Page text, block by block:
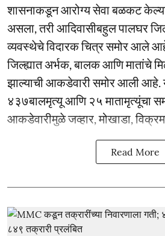
शासनाकडून आरोग्य सेवा बळकट
असला, तरी आदिवासीबहुल पालघर
व्यवस्थेचे विदारक चित्र समोर आले आहे.
जिल्ह्यात अर्भक, बालक आणि मातांचे
झाल्याची आकडेवारी समोर आली आहे.
४३७बालमृत्यू आणि २५ मातामृत्यूंचा
आकडेवारीमुळे जव्हार, मोखाडा,
Read More